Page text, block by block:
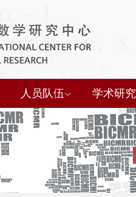
人员队伍 学术研究